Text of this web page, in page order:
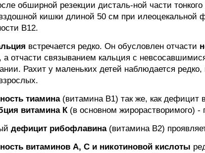
обширной резекции дисталь-ной части
кишки длиной 50 см при илеоцекальной
В12.
встречается редко. Он обусловлен отчасти
а отчасти связыванием кальция с
Рахит у маленьких детей наблюдается
тиамина(витамина В1) так же, как дефицит
витамина К(в основном жирорастворимого) -
дефицит рибофлавина(витамина В2)
витаминов А, С и никотиновой кислоты